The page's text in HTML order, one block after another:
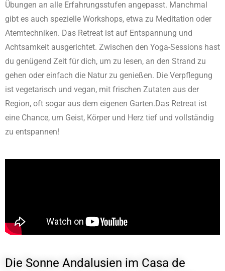
Übungen an alle Erfahrungsstufen angepasst. Manchmal
gibt es auch spezielle Workshops, etwa zu Meditation oder
Atemtechniken. Das Retreat ist auf Entspannung und
Achtsamkeit ausgerichtet. Zwischen den Yoga-Sessions hast
du genügend Zeit für dich, um zu lesen, an den Strand zu
gehen oder einfach die Natur zu genießen. Die Verpflegung
ist vegetarisch und vegan, mit frischen Zutaten aus der
Region, oft sogar aus dem eigenen Garten.Das Retreat ist
eine Chance, um Geist, Körper und Herz tief und vollständig
zu entspannen!
Die Sonne Andalusien im Casa de